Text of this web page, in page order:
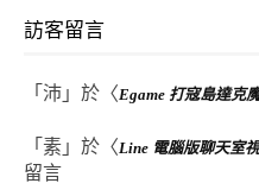
訪客留言
「 沛 」於〈Egame 打寇島達克
「 素 」於〈Line 電腦版聊天室
留言